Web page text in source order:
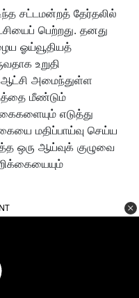
சட்டமன்றத் தேர்தலில்
பெற்றது. தனது
ஓய்வூதியத்
உறுதி
ஆட்சி அமைந்துள்ள
மீண்டும்
எடுத்து
மதிப்பாய்வு செய்ய
ஒரு ஆய்வுக் குழுவை